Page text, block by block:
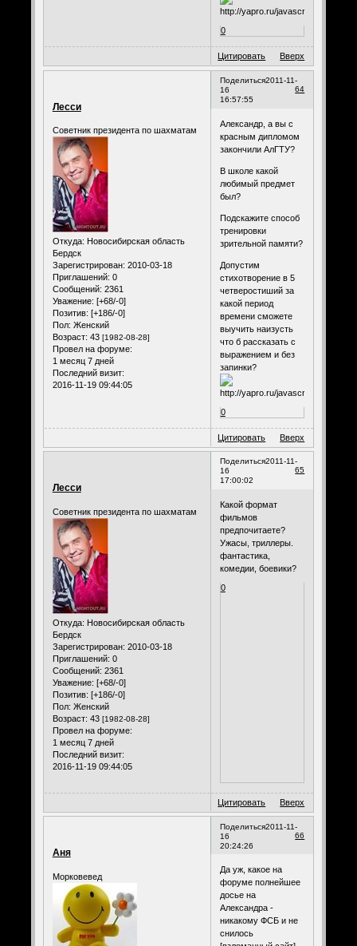
0
Цитировать Вверх
Поделиться
64
2011-11-
16
16:57:55
Лесси
Советник президента по шахматам
Откуда: Новосибирская область
Бердск
Зарегистрирован: 2010-03-18
Приглашений: 0
Сообщений: 2361
Уважение: [+68/-0]
Позитив: [+186/-0]
Пол: Женский
Возраст: 43 [1982-08-28]
Провел на форуме:
1 месяц 7 дней
Последний визит:
2016-11-19 09:44:05
Александр, а вы с
красным дипломом
закончили АлГТУ?
В школе какой
любимый предмет
был?
Подскажите способ
тренировки
зрительной памяти?
Допустим
стихотворение в 5
четверостиший за
какой период
времени сможете
выучить наизусть
что б рассказать с
выражением и без
запинки?
0
Цитировать Вверх
Поделиться
65
2011-11-
16
17:00:02
Лесси
Советник президента по шахматам
Откуда: Новосибирская область
Бердск
Зарегистрирован: 2010-03-18
Приглашений: 0
Сообщений: 2361
Уважение: [+68/-0]
Позитив: [+186/-0]
Пол: Женский
Возраст: 43 [1982-08-28]
Провел на форуме:
1 месяц 7 дней
Последний визит:
2016-11-19 09:44:05
Какой формат
фильмов
предпочитаете?
Ужасы, триллеры.
фантастика,
комедии, боевики?
0
Цитировать Вверх
Поделиться
66
2011-11-
16
20:24:26
Аня
Морковевед
Да уж, какое на
форуме полнейшее
досье на
Александра -
никакому ФСБ и не
снилось